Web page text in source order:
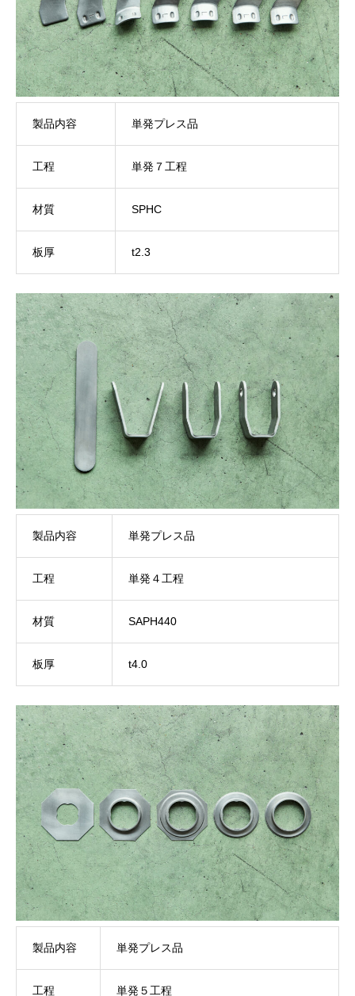
製品内容 単発プレス品
工程 単発７工程
材質 SPHC
板厚 t2.3
製品内容 単発プレス品
工程 単発４工程
材質 SAPH440
板厚 t4.0
製品内容 単発プレス品
工程 単発５工程